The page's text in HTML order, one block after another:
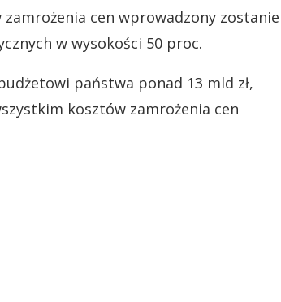
cen wprowadzony zostanie
w wysokości 50 proc.
państwa ponad 13 mld zł,
kosztów zamrożenia cen